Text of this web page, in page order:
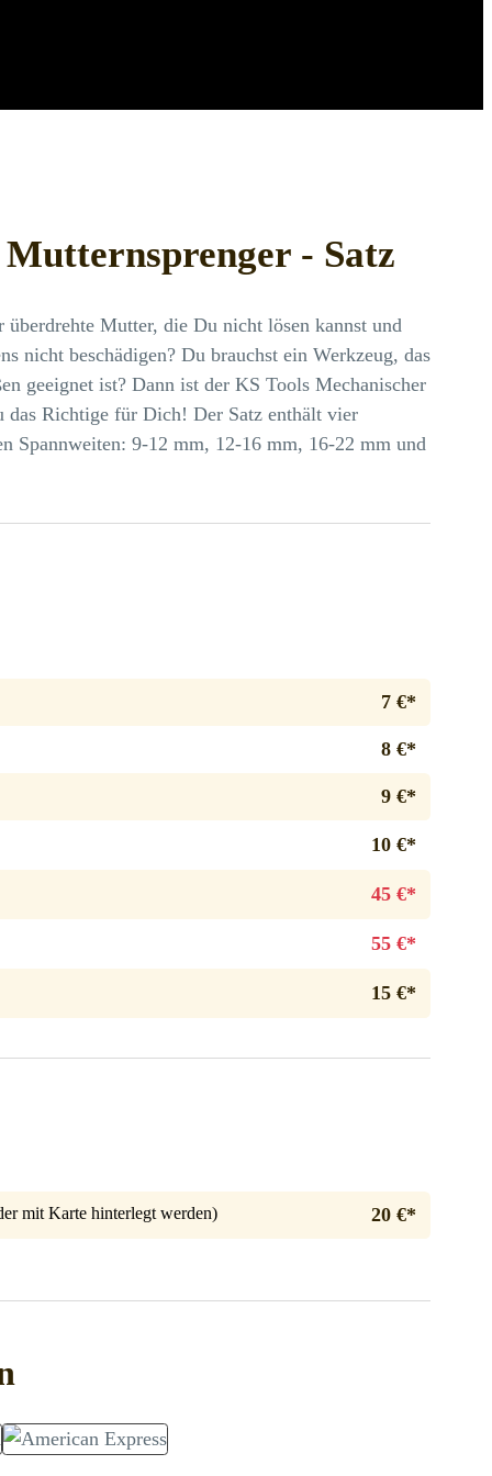
- Satz
überdrehte Mutter, die Du nicht lösen kannst und
nicht beschädigen? Du brauchst ein Werkzeug, das
geeignet ist? Dann ist der KS Tools Mechanischer
das Richtige für Dich! Der Satz enthält vier
Spannweiten: 9-12 mm, 12-16 mm, 16-22 mm und
7 €*
8 €*
9 €*
10 €*
45 €*
55 €*
15 €*
mit Karte hinterlegt werden) 20 €*